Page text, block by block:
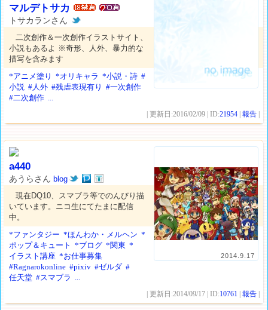
マルデトサカ
トサカランさん
二次創作＆一次創作イラストサイト、
小説もあるよ ※奇形、人外、暴力的な
描写を含みます
*アニメ塗り
*オリキャラ *小説・詩 #
小説 #人外 #残虐表現有り
#一次創作
#二次創作 ...
| 更新日:2016/02/09 | ID:21954 |報告
2014.9.17
a440
あうらさんblog
現在DQ10、スマブラ等でのんびり描
いています。ニコ生にてたまに配信
中。
*ファンタジー *ほんわか・メルヘン *
ポップ＆キュート
*ブログ *関東 *
イラスト講座 *お仕事募集
#Ragnarokonline #pixiv #ゼルダ #
任天堂 #スマブラ ...
| 更新日:2014/09/17 | ID:10761 |報告